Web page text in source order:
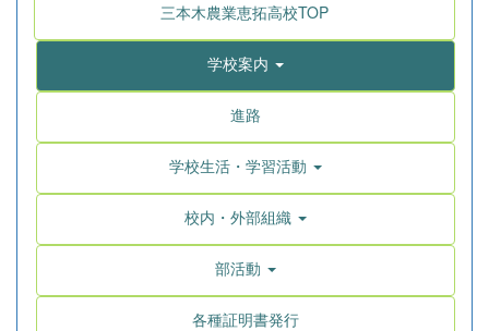
三本木農業恵拓高校TOP
学校案内
進路
学校生活・学習活動
校内・外部組織
部活動
各種証明書発行